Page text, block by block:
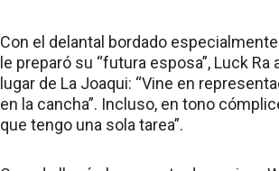
Con el delantal bordado
le preparó su “futura esposa”, Luck
lugar de La Joaqui: “Vine en
en la cancha”. Incluso, en tono
que tengo una sola tarea”.